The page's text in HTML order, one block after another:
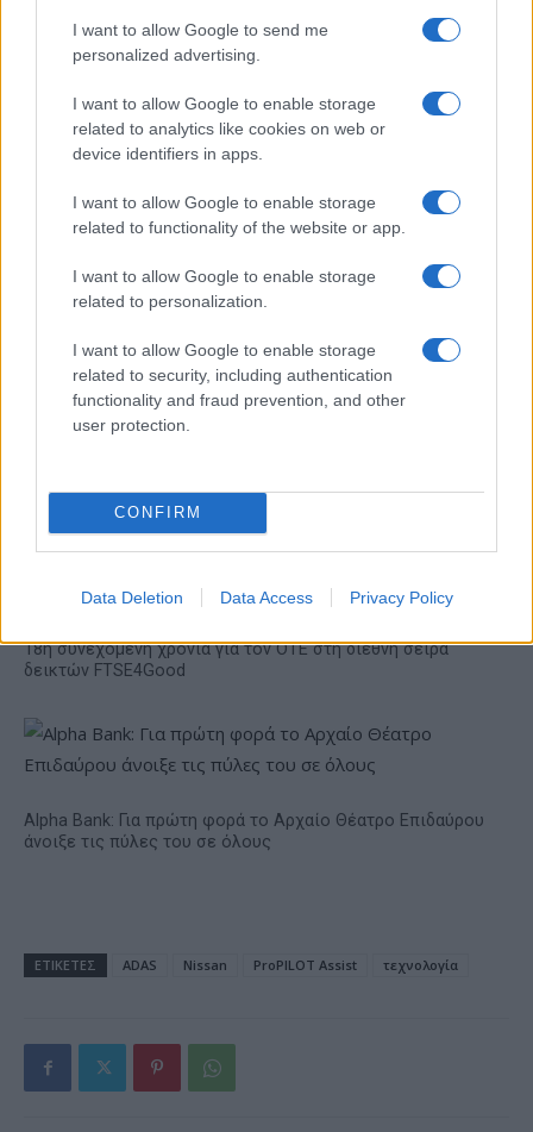
I want to allow Google to send me
personalized advertising.
I want to allow Google to enable storage
related to analytics like cookies on web or
device identifiers in apps.
I want to allow Google to enable storage
related to functionality of the website or app.
I want to allow Google to enable storage
related to personalization.
I want to allow Google to enable storage
related to security, including authentication
functionality and fraud prevention, and other
user protection.
CONFIRM
Data Deletion Data Access Privacy Policy
κερδών 57% - Τα νέα
στοιχήματα σε low & non
σύμβουλος της ΔΕΗ για την
Η Chery επενδύει 75 εκατ. δολάρια στην KG Mobility
Το FIAT 500 Hybrid τώρα
το 2028
18η συνεχόμενη χρονιά για τον ΟΤΕ στη διεθνή σειρά
δεικτών FTSE4Good
Alpha Bank: Για πρώτη φορά το Αρχαίο Θέατρο Επιδαύρου
άνοιξε τις πύλες του σε όλους
ΕΤΙΚΕΤΕΣ ADAS Nissan ProPILOT Assist τεχνολογία